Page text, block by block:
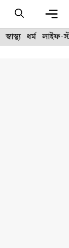
স্বাস্থ্য ধর্ম লাইফ-